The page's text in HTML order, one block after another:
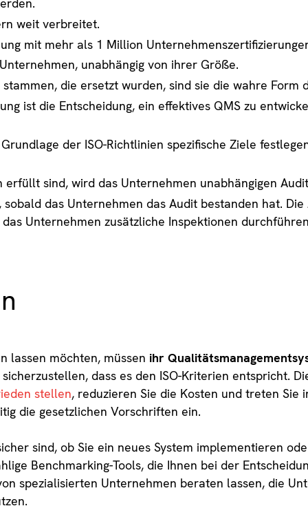
weit verbreitet.
mit mehr als 1 Million
unabhängig von ihrer Größe.
die ersetzt wurden, sind sie die wahre Form
ist die Entscheidung, ein effektives QMS zu
der ISO-Richtlinien spezifische Ziele
erfüllt sind, wird das Unternehmen unabhängigen
sobald das Unternehmen das Audit bestanden hat.
Unternehmen zusätzliche Inspektionen
lassen möchten, müssen ihr
dass es den ISO-Kriterien entspricht.
stellen, reduzieren Sie die Kosten und treten
die gesetzlichen Vorschriften ein.
sind, ob Sie ein neues System implementieren
Benchmarking-Tools, die Ihnen bei der
spezialisierten Unternehmen beraten lassen, die